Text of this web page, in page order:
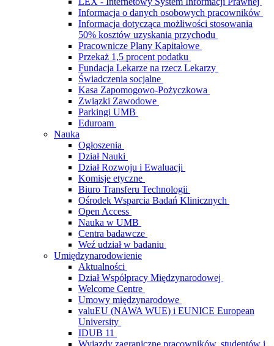
Informacja o danych osobowych pracowników
Informacja dotycząca możliwości stosowania
50% kosztów uzyskania przychodu
Pracownicze Plany Kapitałowe
Przekaż 1,5 procent podatku
Fundacja Lekarze na rzecz Lekarzy
Świadczenia socjalne
Kasa Zapomogowo-Pożyczkowa
Związki Zawodowe
Parkingi UMB
Eduroam
Nauka
Ogłoszenia
Dział Nauki
Dział Rozwoju i Ewaluacji
Komisje etyczne
Biuro Transferu Technologii
Ośrodek Wsparcia Badań Klinicznych
Open Access
Nauka w UMB
Centra badawcze
Weź udział w badaniu
Umiędzynarodowienie
Aktualności
Dział Współpracy Międzynarodowej
Welcome Centre
Umowy międzynarodowe
valuEU (NAWA WUE) i EUNICE European
University
IDUB 11
Wyjazdy zagraniczne pracowników, studentów i